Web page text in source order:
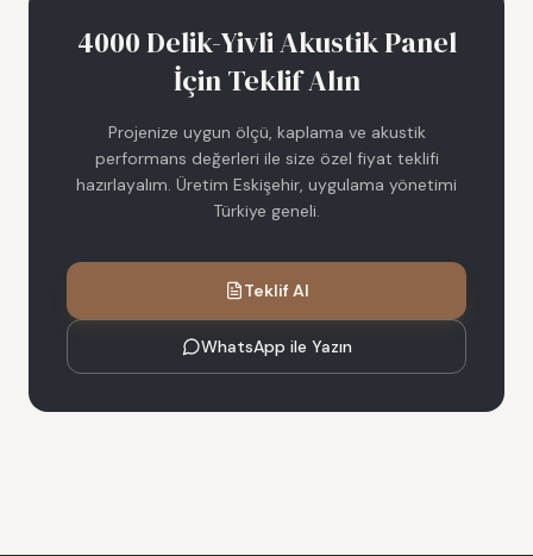
4000 Delik-Yivli Akustik Panel
İçin Teklif Alın
Projenize uygun ölçü, kaplama ve akustik
performans değerleri ile size özel fiyat teklifi
hazırlayalım. Üretim Eskişehir, uygulama yönetimi
Türkiye geneli.
Teklif Al
WhatsApp ile Yazın